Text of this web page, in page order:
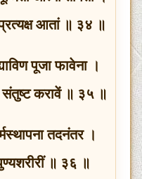
प्रत्यक्ष आतां ॥ ३४ ॥
पूजा फावेना ।
संतुष्ट करावें ॥ ३५ ॥
तदनंतर ।
॥ ३६ ॥